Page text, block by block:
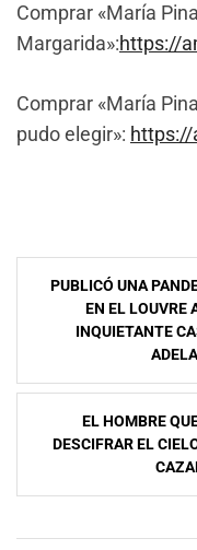
Comprar «María
Margarida»:https://
Comprar «María
pudo elegir»:
Navegación
PUBLICÓ UNA
EN EL LOUVRE
INQUIETANTE
EL HOMBRE
DESCIFRAR EL